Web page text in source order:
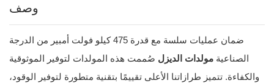
وصف
ضمان عمليات سلسة مع قدرة 475 كيلو فولت أمبير من الدرجة
الصناعية مولدات الديزل صُممت هذه المولدات لتوفير الموثوقية
والكفاءة. تتميز طرازاتنا الأعلى تقييمًا بتقنية متطورة لتوفير الوقود،